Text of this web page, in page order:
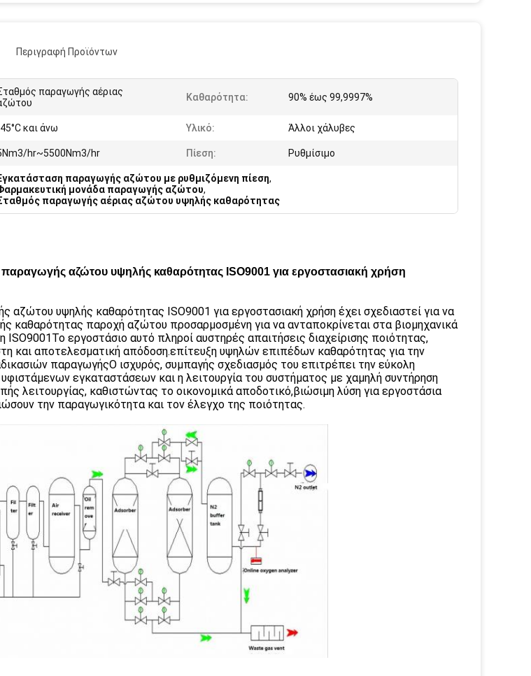
Περιγραφή Προϊόντων
παραγωγής αέριας
Καθαρότητα: 90% έως 99,9997%
και άνω Υλικό: Άλλοι χάλυβες
hr~5500Nm3/hr Πίεση: Ρυθμίσιμο
παραγωγής αζώτου με ρυθμιζόμενη πίεση,
μονάδα παραγωγής αζώτου,
παραγωγής αέριας αζώτου υψηλής καθαρότητας
αζώτου υψηλής καθαρότητας ISO9001 για εργοστασιακή χρήση
αζώτου υψηλής καθαρότητας ISO9001 για εργοστασιακή χρήση έχει σχεδιαστεί για να
καθαρότητας παροχή αζώτου προσαρμοσμένη για να ανταποκρίνεται στα βιομηχανικά
εργοστάσιο αυτό πληροί αυστηρές απαιτήσεις διαχείρισης ποιότητας,
και αποτελεσματική απόδοση.επίτευξη υψηλών επιπέδων καθαρότητας για την
παραγωγήςΟ ισχυρός, συμπαγής σχεδιασμός του επιτρέπει την εύκολη
εγκαταστάσεων και η λειτουργία του συστήματος με χαμηλή συντήρηση
λειτουργίας, καθιστώντας το οικονομικά αποδοτικό,βιώσιμη λύση για εργοστάσια
την παραγωγικότητα και τον έλεγχο της ποιότητας.